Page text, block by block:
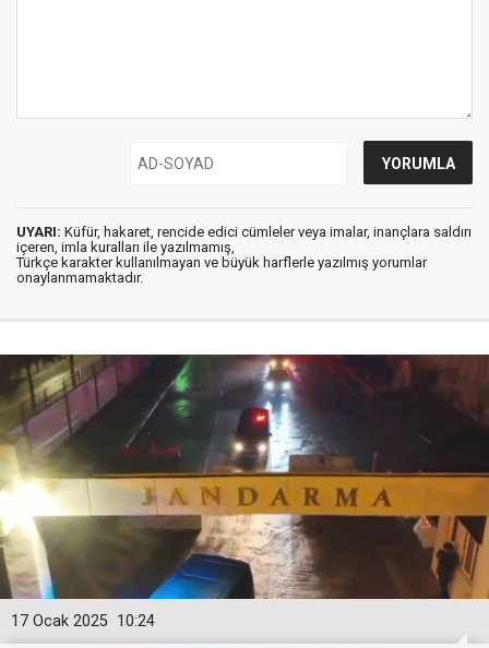
UYARI: Küfür, hakaret, rencide edici cümleler veya imalar, inançlara saldırı
içeren, imla kuralları ile yazılmamış,
Türkçe karakter kullanılmayan ve büyük harflerle yazılmış yorumlar
onaylanmamaktadır.
10:24
17 Ocak 2025